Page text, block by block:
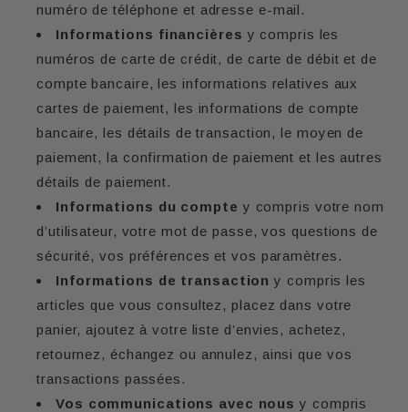
numéro de téléphone et adresse e-mail.
Informations financières y compris les
numéros de carte de crédit, de carte de débit et de
compte bancaire, les informations relatives aux
cartes de paiement, les informations de compte
bancaire, les détails de transaction, le moyen de
paiement, la confirmation de paiement et les autres
détails de paiement.
Informations du compte y compris votre nom
d’utilisateur, votre mot de passe, vos questions de
sécurité, vos préférences et vos paramètres.
Informations de transaction y compris les
articles que vous consultez, placez dans votre
panier, ajoutez à votre liste d’envies, achetez,
retournez, échangez ou annulez, ainsi que vos
transactions passées.
Vos communications avec nous y compris